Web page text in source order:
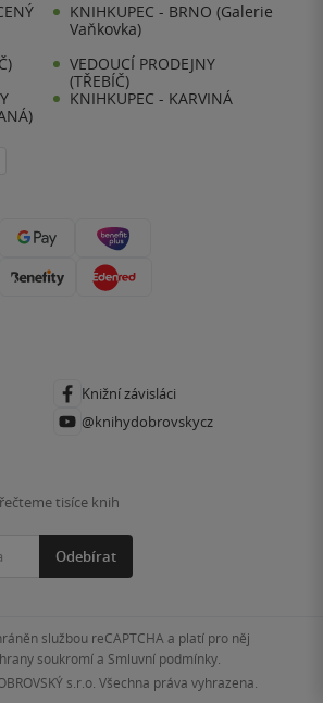
KNIHKUPEC - BRNO (Galerie
Vaňkovka)
VEDOUCÍ PRODEJNY
(TŘEBÍČ)
KNIHKUPEC - KARVINÁ
Knižní závisláci
@knihydobrovskycz
tisíce knih
Odebírat
službou reCAPTCHA a platí pro něj
soukromía Smluvní podmínky.
s.r.o. Všechna práva vyhrazena.